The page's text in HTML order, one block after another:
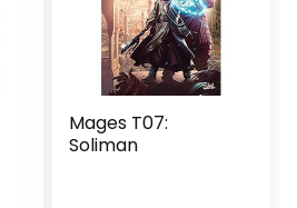
Mages T07:
Soliman